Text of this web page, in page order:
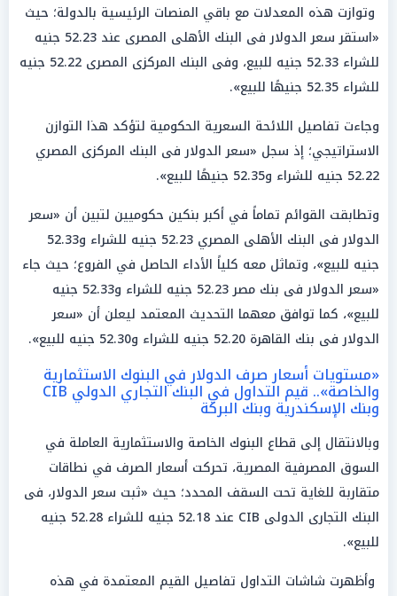
وتوازت هذه المعدلات مع باقي المنصات الرئيسية بالدولة؛ حيث
«استقر سعر الدولار فى البنك الأهلى المصرى عند 52.23 جنيه
للشراء 52.33 جنيه للبيع، وفى البنك المركزى المصرى 52.22 جنيه
للشراء 52.35 جنيهًا للبيع».
وجاءت تفاصيل اللائحة السعرية الحكومية لتؤكد هذا التوازن
الاستراتيجي؛ إذ سجل «سعر الدولار فى البنك المركزى المصري
52.22 جنيه للشراء و52.35 جنيهًا للبيع».
وتطابقت القوائم تماماً في أكبر بنكين حكوميين لتبين أن «سعر
الدولار فى البنك الأهلى المصري 52.23 جنيه للشراء و52.33
جنيه للبيع»، وتماثل معه كلياً الأداء الحاصل في الفروع؛ حيث جاء
«سعر الدولار فى بنك مصر 52.23 جنيه للشراء و52.33 جنيه
للبيع»، كما توافق معهما التحديث المعتمد ليعلن أن «سعر
الدولار فى بنك القاهرة 52.20 جنيه للشراء و52.30 جنيه للبيع».
«مستويات أسعار صرف الدولار في البنوك الاستثمارية
والخاصة».. قيم التداول في البنك التجاري الدولي CIB
وبنك الإسكندرية وبنك البركة
وبالانتقال إلى قطاع البنوك الخاصة والاستثمارية العاملة في
السوق المصرفية المصرية، تحركت أسعار الصرف في نطاقات
متقاربة للغاية تحت السقف المحدد؛ حيث «ثبت سعر الدولار، فى
البنك التجارى الدولى CIB عند 52.18 جنيه للشراء 52.28 جنيه
للبيع».
وأظهرت شاشات التداول تفاصيل القيم المعتمدة في هذه